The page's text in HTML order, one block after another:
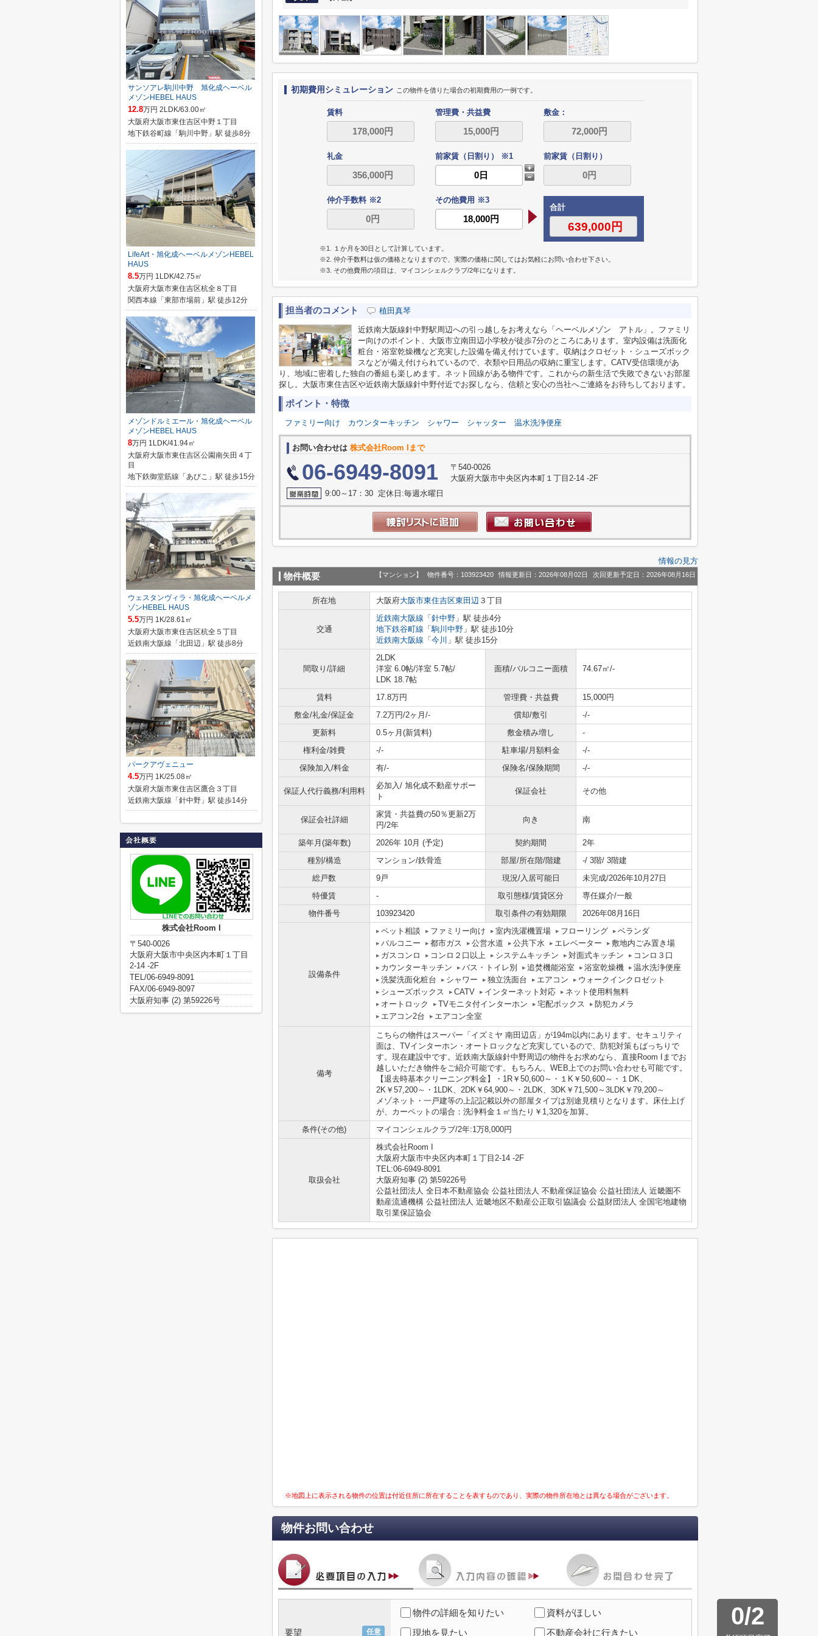
初期費用シミュレーション この物件を借りた場合の初期費用の一例です。
賃料 管理費・共益費 敷金：
礼金 前家賃（日割り） ※1 前家賃（日割り）
仲介手数料 ※2
その他費用 ※3
合計
※1. １か月を30日として計算しています。
※2. 仲介手数料は仮の価格となりますので、実際の価格に関してはお気軽にお問い合わせ下さい。
※3. その他費用の項目は、マイコンシェルクラブ/2年になります。
担当者のコメント 植田真琴
近鉄南大阪線針中野駅周辺への引っ越しをお考えなら「ヘーベルメゾン アトル」。ファミリ
ー向けのポイント、大阪市立南田辺小学校が徒歩7分のところにあります。室内設備は洗面化
粧台・浴室乾燥機など充実した設備を備え付けています。収納はクロゼット・シューズボック
スなどが備え付けられているので、衣類や日用品の収納に重宝します。CATV受信環境があ
り、地域に密着した独自の番組も楽しめます。ネット回線がある物件です。これからの新生活で失敗できないお部屋
探し。大阪市東住吉区や近鉄南大阪線針中野付近でお探しなら、信頼と安心の当社へご連絡をお待ちしております。
ポイント・特徴
ファミリー向け カウンターキッチン シャワー シャッター 温水洗浄便座
お問い合わせは 株式会社Room Iまで
06-6949-8091
〒540-0026
大阪府大阪市中央区内本町１丁目2-14 -2F
9:00～17：30 定休日:毎週水曜日
情報の見方
物件概要 【マンション】 物件番号：103923420 情報更新日：2026年08月02日 次回更新予定日：2026年08月16日
所在地 大阪府大阪市東住吉区東田辺 ３丁目
交通
近鉄南大阪線 「 針中野 」駅 徒歩4分
地下鉄谷町線 「駒川中野 」駅 徒歩10分
近鉄南大阪線 「 今川 」駅 徒歩15分
間取り/詳細
2LDK
洋室 6.0帖/洋室 5.7帖/
LDK 18.7帖
面積/バルコニー面積 74.67㎡/-
賃料 17.8万円 管理費・共益費
15,000円
敷金/礼金/保証金
7.2万円/2ヶ月/- 償却/敷引
-/-
更新料
0.5ヶ月(新賃料) 敷金積み増し
-
権利金/雑費
-/- 駐車場/月額料金
-/-
保険加入/料金
有/- 保険名/保険期間 -/-
保証人代行義務/利用料
必加入/ 旭化成不動産サポー
ト
保証会社 その他
保証会社詳細
家賃・共益費の50％更新2万
円/2年
向き 南
築年月(築年数) 2026年 10月 (予定) 契約期間
2年
種別/構造
マンション/鉄骨造 部屋/所在階/階建
-/ 3階/ 3階建
総戸数
9戸 現況/入居可能日
未完成/2026年10月27日
特優賃
- 取引態様/賃貸区分
専任媒介/一般
物件番号
103923420 取引条件の有効期限 2026年08月16日
設備条件
ペット相談 ファミリー向け 室内洗濯機置場 フローリング
ベランダ
バルコニー
都市ガス 公営水道 公共下水 エレベーター
敷地内ごみ置き場
ガスコンロ
コンロ２口以上 システムキッチン 対面式キッチン
コンロ３口
カウンターキッチン
バス・トイレ別 追焚機能浴室 浴室乾燥機
温水洗浄便座
洗髪洗面化粧台
シャワー 独立洗面台 エアコン
ウォークインクロゼット
シューズボックス
CATV インターネット対応
ネット使用料無料
オートロック
TVモニタ付インターホン 宅配ボックス
防犯カメラ
エアコン2台
エアコン全室
備考
こちらの物件はスーパー「イズミヤ 南田辺店」が194m以内にあります。セキュリティ
面は、TVインターホン・オートロックなど充実しているので、防犯対策もばっちりで
す。現在建設中です。近鉄南大阪線針中野周辺の物件をお求めなら、直接Room Iまでお
越しいただき物件をご紹介可能です。もちろん、WEB上でのお問い合わせも可能です。
【退去時基本クリーニング料金】・1R￥50,600～・１K￥50,600～・１DK、
2K￥57,200～・1LDK、2DK￥64,900～・2LDK、3DK￥71,500～3LDK￥79,200～
メゾネット・一戸建等の上記記載以外の部屋タイプは別途見積りとなります。床仕上げ
が、カーペットの場合：洗浄料金１㎡当たり￥1,320を加算。
条件(その他)
マイコンシェルクラブ/2年:1万8,000円
取扱会社
株式会社Room I
大阪府大阪市中央区内本町１丁目2-14 -2F
TEL:06-6949-8091
大阪府知事 (2) 第59226号
公益社団法人 全日本不動産協会 公益社団法人 不動産保証協会 公益社団法人 近畿圏不
動産流通機構 公益社団法人 近畿地区不動産公正取引協議会 公益財団法人 全国宅地建物
取引業保証協会
※地図上に表示される物件の位置は付近住所に所在することを表すものであり、実際の物件所在地とは異なる場合がございます。
物件お問い合わせ
0/2
任意
要望
物件の詳細を知りたい
資料がほしい
現地を見たい
不動産会社に行きたい
サンソアレ駒川中野 旭化成ヘーベル
メゾンHEBEL HAUS
12.8万円 2LDK/63.00㎡
大阪府大阪市東住吉区中野１丁目
地下鉄谷町線「駒川中野」駅 徒歩8分
LifeArt・旭化成ヘーベルメゾンHEBEL
HAUS
8.5万円 1LDK/42.75㎡
大阪府大阪市東住吉区杭全８丁目
関西本線「東部市場前」駅 徒歩12分
メゾンドルミエール・旭化成ヘーベル
メゾンHEBEL HAUS
8万円 1LDK/41.94㎡
大阪府大阪市東住吉区公園南矢田４丁
目
地下鉄御堂筋線「あびこ」駅 徒歩15分
ウェスタンヴィラ・旭化成ヘーベルメ
ゾンHEBEL HAUS
5.5万円 1K/28.61㎡
大阪府大阪市東住吉区杭全５丁目
近鉄南大阪線「北田辺」駅 徒歩8分
パークアヴェニュー
4.5万円 1K/25.08㎡
大阪府大阪市東住吉区鷹合３丁目
近鉄南大阪線「針中野」駅 徒歩14分
株式会社Room I
〒540-0026
大阪府大阪市中央区内本町１丁目
2-14 -2F
TEL/06-6949-8091
FAX/06-6949-8097
大阪府知事 (2) 第59226号